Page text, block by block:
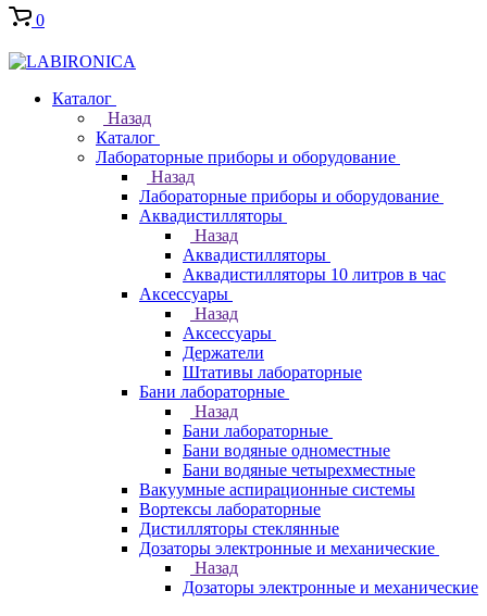
0
Каталог
Назад
Каталог
Лабораторные приборы и оборудование
Назад
Лабораторные приборы и оборудование
Аквадистилляторы
Назад
Аквадистилляторы
Аквадистилляторы 10 литров в час
Аксессуары
Назад
Аксессуары
Держатели
Штативы лабораторные
Бани лабораторные
Назад
Бани лабораторные
Бани водяные одноместные
Бани водяные четырехместные
Вакуумные аспирационные системы
Вортексы лабораторные
Дистилляторы стеклянные
Дозаторы электронные и механические
Назад
Дозаторы электронные и механические